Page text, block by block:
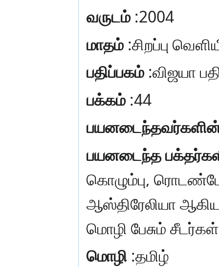
வருடம்:2004
மாதம்:சிறப்பு
பதிப்பகம்:விஜயா
பக்கம்:44
பயனடைந்த
கொழும்பு,
ஆஸ்திரேலியா
மொழி பேசும்
மொழி :தமிழ்